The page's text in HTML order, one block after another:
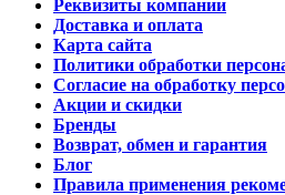
Реквизиты компании
Доставка и оплата
Карта сайта
Политики обработки
Согласие на обработку
Акции и скидки
Бренды
Возврат, обмен и гарантия
Блог
Правила применения